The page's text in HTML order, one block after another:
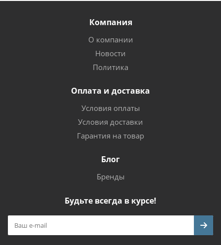
Компания
О компании
Новости
Политика
Оплата и доставка
Условия оплаты
Условия доставки
Гарантия на товар
Блог
Бренды
Будьте всегда в курсе!